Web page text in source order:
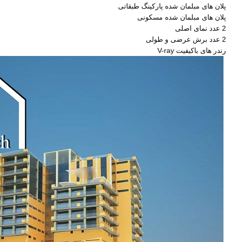
پلان های مبلمان شده پارکینگ طبقاتی
پلان های مبلمان شده مسکونی
2 عدد نمای اصلی
2 عدد برش عرضی و طولی
رندر های باکیفیت V-ray